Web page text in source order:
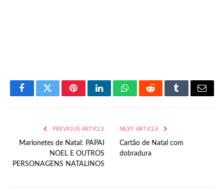
FacebookTwitterPinterestLinkedInWhatsAppRedditTumblrEmail
PREVIOUS ARTICLE
Marionetes de Natal: PAPAI
NOEL E OUTROS
PERSONAGENS NATALINOS
NEXT ARTICLE
Cartão de Natal com
dobradura